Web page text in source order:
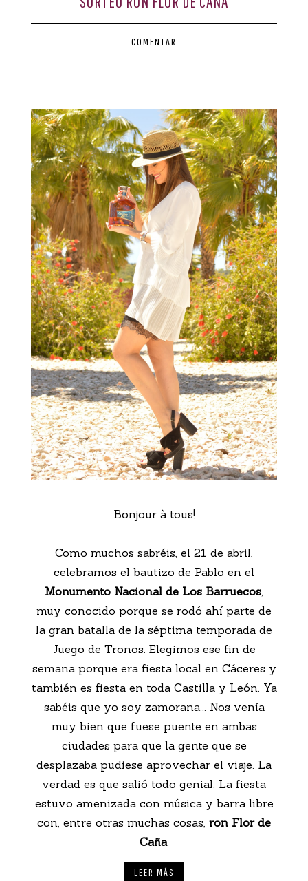
COMENTAR
Bonjour à tous!
Como muchos sabréis, el 21 de abril,
celebramos el bautizo de Pablo en el
Monumento Nacional de Los Barruecos,
muy conocido porque se rodó ahí parte de
la gran batalla de la séptima temporada de
Juego de Tronos. Elegimos ese fin de
semana porque era fiesta local en Cáceres y
también es fiesta en toda Castilla y León. Ya
sabéis que yo soy zamorana... Nos venía
muy bien que fuese puente en ambas
ciudades para que la gente que se
desplazaba pudiese aprovechar el viaje. La
verdad es que salió todo genial. La fiesta
estuvo amenizada con música y barra libre
con, entre otras muchas cosas, ron Flor de
Caña.
LEER MÁS